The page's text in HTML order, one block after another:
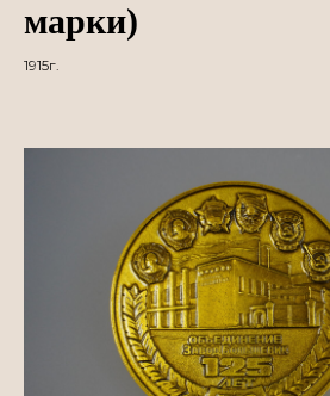
марки)
1915г.